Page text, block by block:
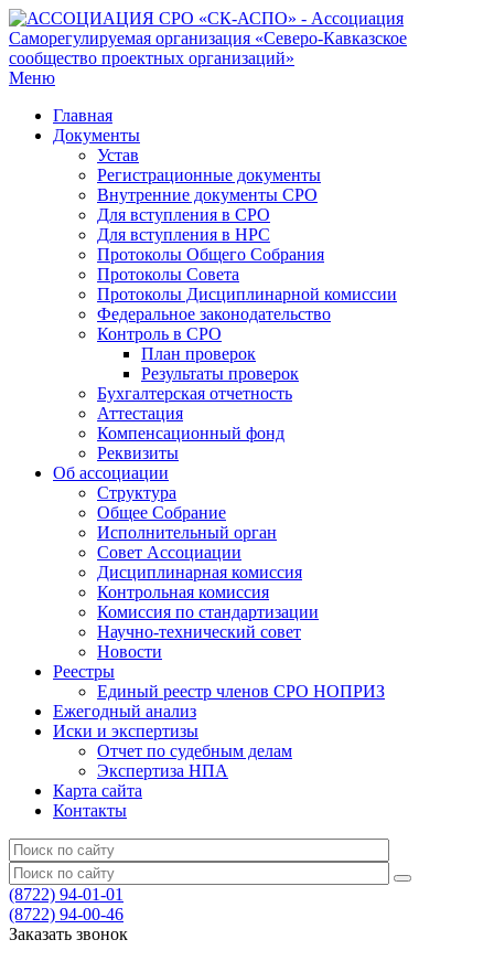
Меню
Главная
Документы
Устав
Регистрационные документы
Внутренние документы СРО
Для вступления в СРО
Для вступления в НРС
Протоколы Общего Собрания
Протоколы Совета
Протоколы Дисциплинарной комиссии
Федеральное законодательство
Контроль в СРО
План проверок
Результаты проверок
Бухгалтерская отчетность
Аттестация
Компенсационный фонд
Реквизиты
Об ассоциации
Структура
Общее Собрание
Исполнительный орган
Совет Ассоциации
Дисциплинарная комиссия
Контрольная комиссия
Комиссия по стандартизации
Научно-технический совет
Новости
Реестры
Единый реестр членов СРО НОПРИЗ
Ежегодный анализ
Иски и экспертизы
Отчет по судебным делам
Экспертиза НПА
Карта сайта
Контакты
(8722) 94-01-01
(8722) 94-00-46
Заказать звонок